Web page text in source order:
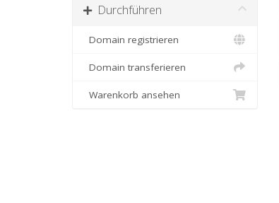
Durchführen
Domain registrieren
Domain transferieren
Warenkorb ansehen